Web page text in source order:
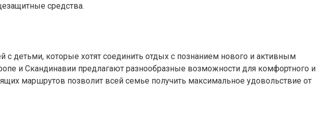
средства.
детьми, которые хотят соединить отдых с познанием нового и активным
и Скандинавии предлагают разнообразные возможности для комфортного и
маршрутов позволит всей семье получить максимальное удовольствие от